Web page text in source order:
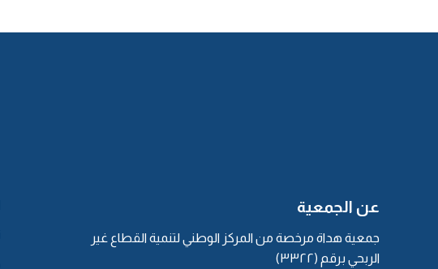
عن الجمعية
جمعية هداة مرخصة من المركز الوطني لتنمية القطاع غير
الربحي برقم (٣٣٢٢)